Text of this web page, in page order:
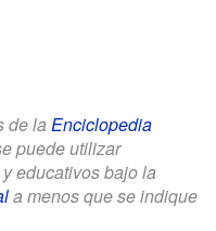
de la Enciclopedia
puede utilizar
educativos bajo la
a menos que se indique